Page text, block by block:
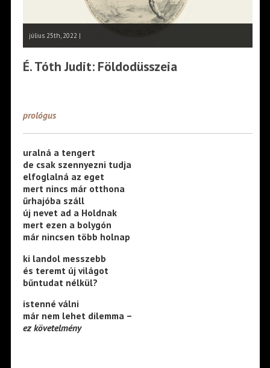
július 25th, 2022 |
É. Tóth Judit: Földodüsszeia
prológus
uralná a tengert
de csak szennyezni tudja
elfoglalná az eget
mert nincs már otthona
űrhajóba száll
új nevet ad a Holdnak
mert ezen a bolygón
már nincsen több holnap
ki landol messzebb
és teremt új világot
bűntudat nélkül?
istenné válni
már nem lehet dilemma –
ez követelmény